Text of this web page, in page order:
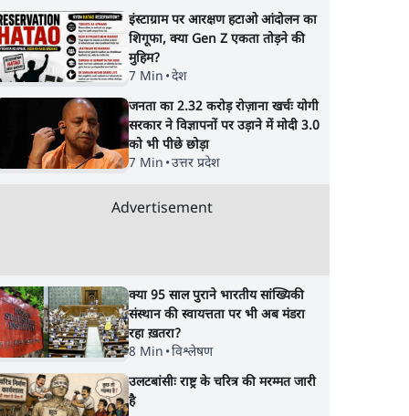
इंस्टाग्राम पर आरक्षण हटाओ आंदोलन का
शिगूफा, क्या Gen Z एकता तोड़ने की
मुहिम?
7 Min •देश
जनता का 2.32 करोड़ रोज़ाना खर्चः योगी
सरकार ने विज्ञापनों पर उड़ाने में मोदी 3.0
को भी पीछे छोड़ा
7 Min •उत्तर प्रदेश
Advertisement
क्या 95 साल पुराने भारतीय सांख्यिकी
संस्थान की स्वायत्तता पर भी अब मंडरा
रहा ख़तरा?
8 Min •विश्लेषण
उलटबांसीः राष्ट्र के चरित्र की मरम्मत जारी
है